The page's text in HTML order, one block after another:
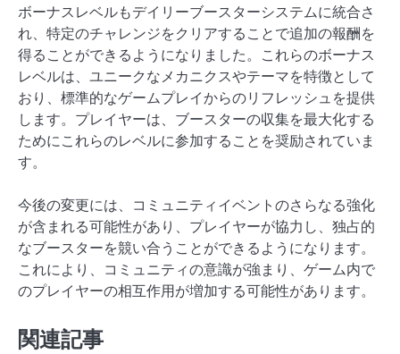
ボーナスレベルもデイリーブースターシステムに統合さ
れ、特定のチャレンジをクリアすることで追加の報酬を
得ることができるようになりました。これらのボーナス
レベルは、ユニークなメカニクスやテーマを特徴として
おり、標準的なゲームプレイからのリフレッシュを提供
します。プレイヤーは、ブースターの収集を最大化する
ためにこれらのレベルに参加することを奨励されていま
す。
今後の変更には、コミュニティイベントのさらなる強化
が含まれる可能性があり、プレイヤーが協力し、独占的
なブースターを競い合うことができるようになります。
これにより、コミュニティの意識が強まり、ゲーム内で
のプレイヤーの相互作用が増加する可能性があります。
関連記事